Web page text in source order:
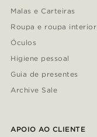
Malas e Carteiras
Roupa e roupa interior
Óculos
Higiene pessoal
Guia de presentes
Archive Sale
APOIO AO CLIENTE